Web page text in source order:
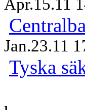
Apr.15.11
Jan.23.11
Tyska